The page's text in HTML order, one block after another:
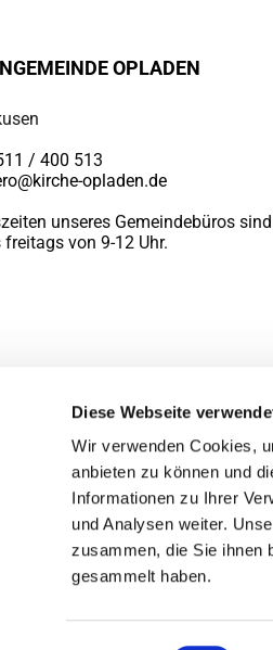
Diese Webseite
Wir verwenden Cookies,
anbieten zu können und
Informationen zu Ihrer
und Analysen weiter.
zusammen, die Sie ihnen
gesammelt haben.
OPLADEN
/ 400 513
opladen.de
unseres Gemeindebüros sind
von 9-12 Uhr.